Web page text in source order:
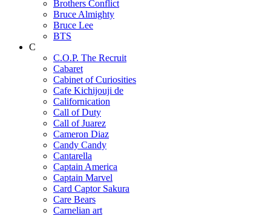
Brothers Conflict
Bruce Almighty
Bruce Lee
BTS
C
C.O.P. The Recruit
Cabaret
Cabinet of Curiosities
Cafe Kichijouji de
Californication
Call of Duty
Call of Juarez
Cameron Diaz
Candy Candy
Cantarella
Captain America
Captain Marvel
Card Captor Sakura
Care Bears
Carnelian art